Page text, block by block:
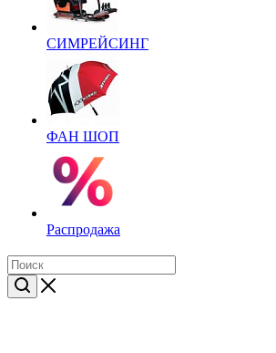
СИМРЕЙСИНГ
ФАН ШОП
Распродажа